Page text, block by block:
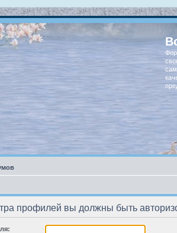
профилей вы должны быть